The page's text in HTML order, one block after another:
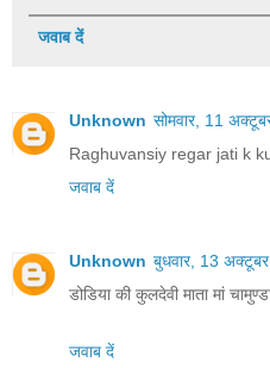
जवाब दें
Unknown सोमवार, 11
Raghuvansiy regar jati k
जवाब दें
Unknown बुधवार, 13
डोडिया की कुलदेवी माता मां
जवाब दें